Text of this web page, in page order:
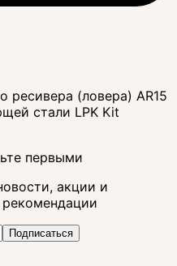
ресивера (ловера) AR15
стали LPK Kit
первыми
акции и
Подписаться